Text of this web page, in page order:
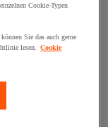
Cookie-Typen
Sie das auch gerne
lesen.
Cookie